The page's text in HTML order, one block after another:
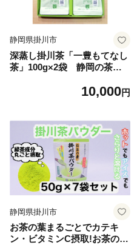
静岡県掛川市
深蒸し掛川茶「一豊もてなし
茶」100g×2袋 静岡の茶草
定_煎茶 お茶 緑茶 静岡茶 掛
10,000円
静岡県掛川市
お茶の葉まるごとでカテキ
ン・ビタミンC摂取!お茶の